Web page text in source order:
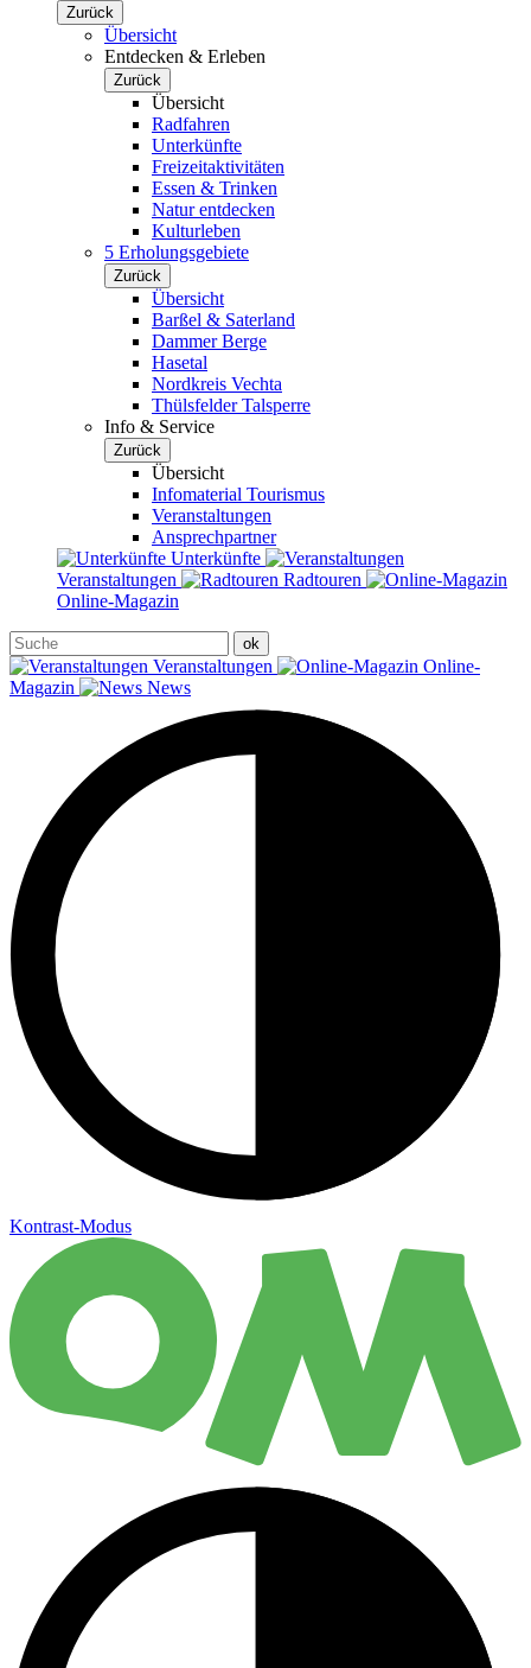
Zurück
Übersicht
Entdecken & Erleben
Zurück
Übersicht
Radfahren
Unterkünfte
Freizeitaktivitäten
Essen & Trinken
Natur entdecken
Kulturleben
5 Erholungsgebiete
Zurück
Übersicht
Barßel & Saterland
Dammer Berge
Hasetal
Nordkreis Vechta
Thülsfelder Talsperre
Info & Service
Zurück
Übersicht
Infomaterial Tourismus
Veranstaltungen
Ansprechpartner
Unterkünfte
Veranstaltungen
Radtouren
Online-Magazin
Veranstaltungen
Online-
Magazin
News
Kontrast-Modus